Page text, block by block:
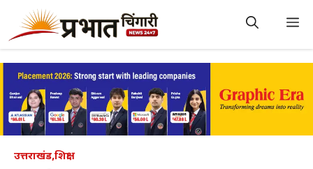
content
उत्तराखंड,शिक्षा